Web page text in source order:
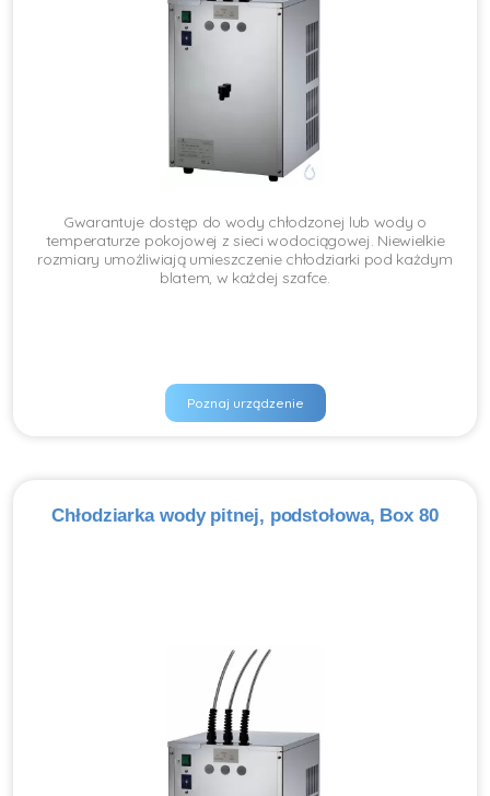
Gwarantuje dostęp do wody chłodzonej lub wody o
temperaturze pokojowej z sieci wodociągowej. Niewielkie
rozmiary umożliwiają umieszczenie chłodziarki pod każdym
blatem, w każdej szafce.
Poznaj urządzenie
Chłodziarka wody pitnej, podstołowa, Box 80